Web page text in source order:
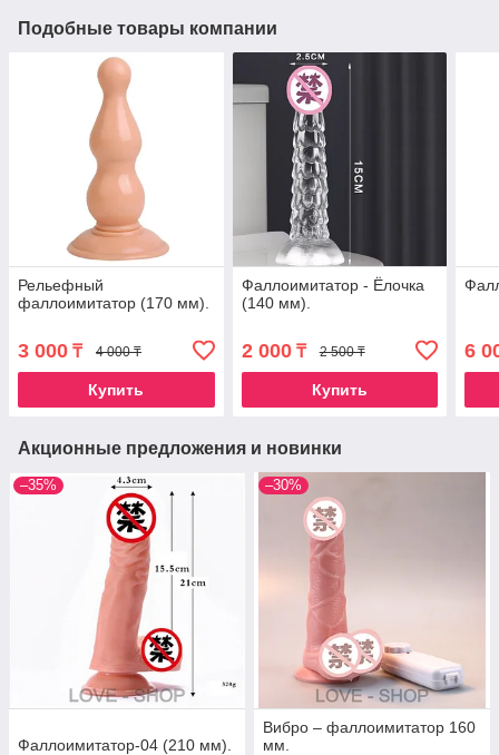
Подобные товары компании
Рельефный
фаллоимитатор (170 мм).
3 000 ₸ 4 000 ₸
Купить
Фаллоимитатор - Ёлочка
(140 мм).
2 000₸ 2 500 ₸
Купить
6
Акционные предложения и новинки
–35%
Фаллоимитатор-04 (210 мм).
–30%
Вибро – фаллоимитатор 160
мм.